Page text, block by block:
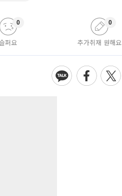
퍼요
0
추가취재 원해요
0